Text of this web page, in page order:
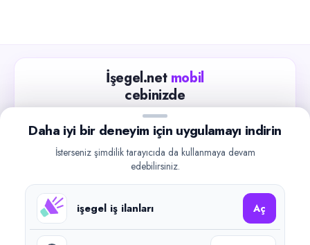
İşegel.net mobil
cebinizde
Güncel iş ilanlarını takip edin, işverenlerle hızlıca
iletişime geçin.
Google Play
Daha iyi bir deneyim için uygulamayı indirin
İsterseniz şimdilik tarayıcıda da kullanmaya devam
edebilirsiniz.
işegel iş ilanları Aç